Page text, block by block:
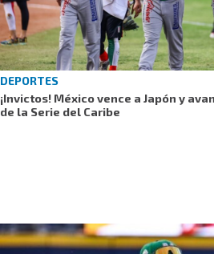
DEPORTES
¡Invictos! México vence a Japón y
de la Serie del Caribe